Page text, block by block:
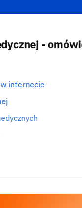
-
internecie